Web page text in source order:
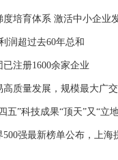
度培育体系 激活中小企业
润超过去60年总和
注册1600余家企业
高质量发展，规模最大广
五”科技成果“顶天”又“立
500强最新榜单公布，上海